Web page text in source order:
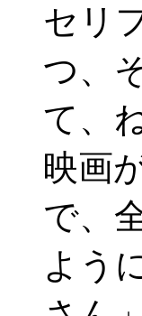
セリ
つ、
て、
映画
で、
よう